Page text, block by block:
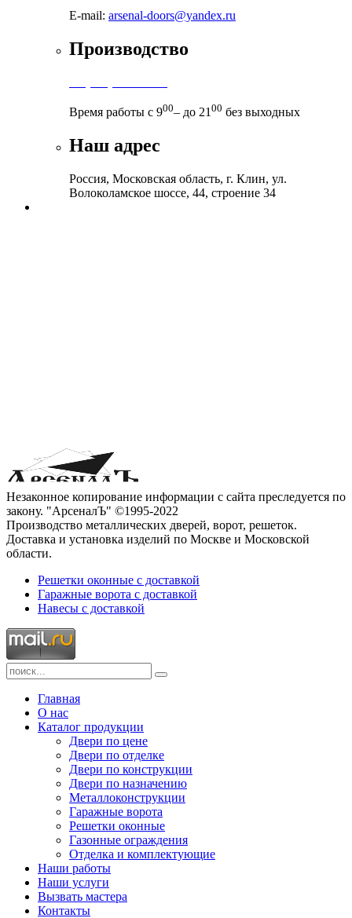
E-mail: arsenal-doors@yandex.ru
Производство
Время работы с 900– до 21 00 без выходных
Наш адрес
Россия, Московская область, г. Клин, ул.
Волоколамское шоссе, 44, строение 34
Незаконное копирование информации с сайта преследуется по
закону. "АрсеналЪ" ©1995-2022
Производство металлических дверей, ворот, решеток.
Доставка и установка изделий по Москве и Московской
области.
Решетки оконные с доставкой
Гаражные ворота с доставкой
Навесы с доставкой
Главная
О нас
Каталог продукции
Двери по цене
Двери по отделке
Двери по конструкции
Двери по назначению
Металлоконструкции
Гаражные ворота
Решетки оконные
Газонные ограждения
Отделка и комплектующие
Наши работы
Наши услуги
Вызвать мастера
Контакты